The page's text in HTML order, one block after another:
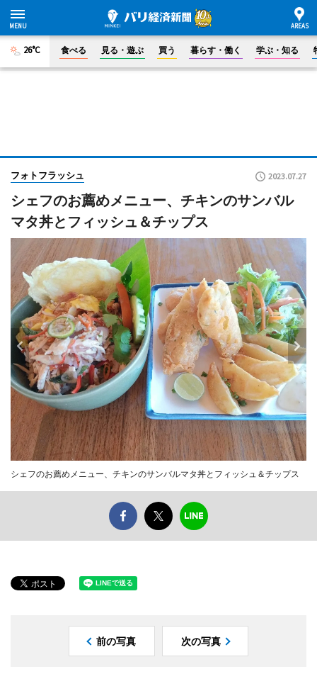
26°C 食べる 見る・遊ぶ 買う 暮らす・働く 学ぶ・知る
フォトフラッシュ 2023.07.27
シェフのお薦めメニュー、チキンのサンバル
マタ丼とフィッシュ＆チップス
シェフのお薦めメニュー、チキンのサンバルマタ丼とフィッシュ＆チップス
前の写真 次の写真